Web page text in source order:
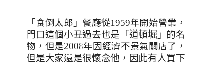
「食倒太郎」餐廳從1959年開始營業，
門口這個小丑過去也是 「 道頓堀 」 的名
物，但是2008年因經濟不景氣關店了，
但是大家還是很懷念他，因此有人買下